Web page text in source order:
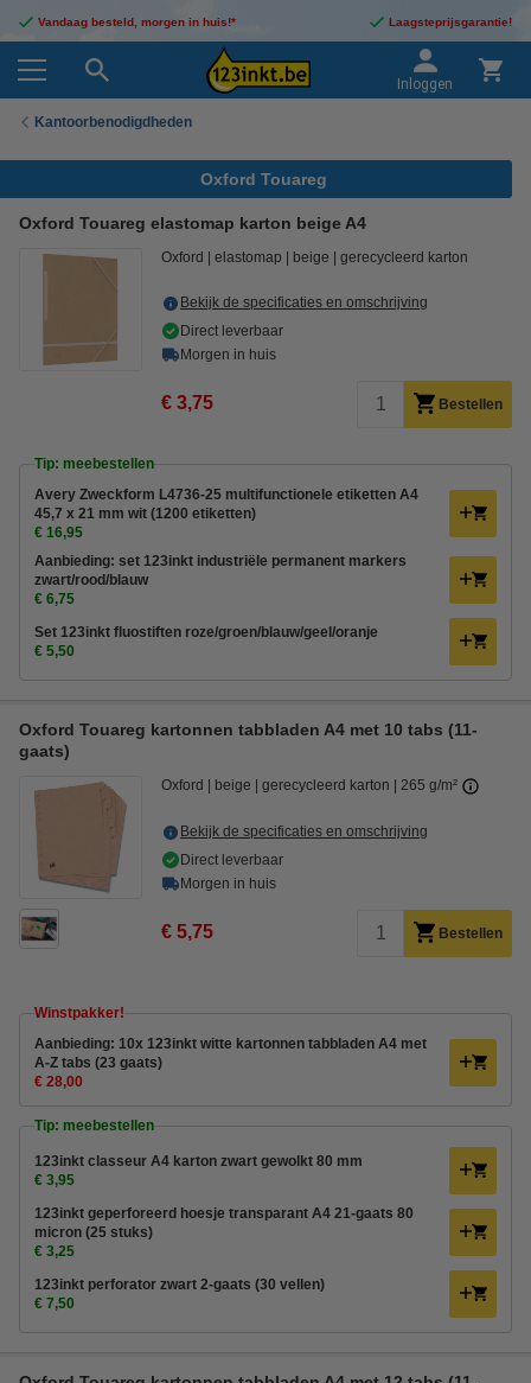
Vandaag besteld, morgen in huis!* Laagsteprijsgarantie!
Inloggen
Kantoorbenodigdheden
Oxford Touareg
Oxford Touareg elastomap karton beige A4
Oxford elastomap beige gerecycleerd karton
Bekijk de specificaties en omschrijving
Direct leverbaar
Morgen in huis
€ 3,75 Bestellen
Tip: meebestellen
Avery Zweckform L4736-25 multifunctionele etiketten A4
45,7 x 21 mm wit (1200 etiketten)
€ 16,95
Aanbieding: set 123inkt industriële permanent markers
zwart/rood/blauw
€ 6,75
Set 123inkt fluostiften roze/groen/blauw/geel/oranje
€ 5,50
Oxford Touareg kartonnen tabbladen A4 met 10 tabs (11-
gaats)
Oxford beige gerecycleerd karton 265 g/m²
Bekijk de specificaties en omschrijving
Direct leverbaar
Morgen in huis
€ 5,75 Bestellen
Winstpakker!
Aanbieding: 10x 123inkt witte kartonnen tabbladen A4 met
A-Z tabs (23 gaats)
€ 28,00
Tip: meebestellen
123inkt classeur A4 karton zwart gewolkt 80 mm
€ 3,95
123inkt geperforeerd hoesje transparant A4 21-gaats 80
micron (25 stuks)
€ 3,25
123inkt perforator zwart 2-gaats (30 vellen)
€ 7,50